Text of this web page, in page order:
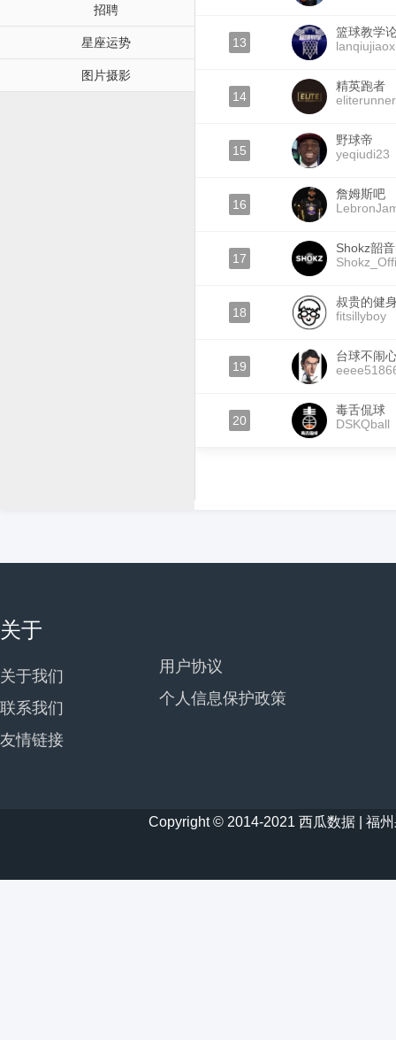
招聘
星座运势
图片摄影
13
篮球教学
14
精英跑者
15
野球帝
yeqiudi23
16
詹姆斯吧
17
Shokz韶音
18
叔贵的健
fitsillyboy
19
台球不闹
20
毒舌侃球
DSKQball
关于
关于我们
联系我们
友情链接
用户协议
个人信息保护政策
Copyright © 2014-2021 西瓜数据 | 福